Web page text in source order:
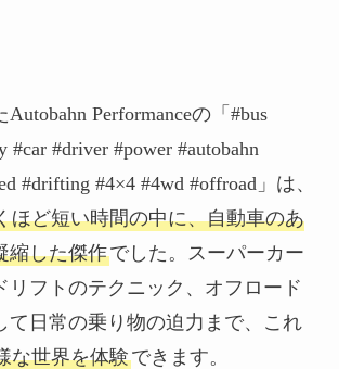
Performanceの「#bus
#car #driver #power #autobahn
#drifting #4×4 #4wd #offroad」は、
ほど短い時間の中に、自動車のあ
縮した傑作でした。スーパーカー
リフトのテクニック、オフロード
て日常の乗り物の迫力まで、これ
な世界を体験できます。